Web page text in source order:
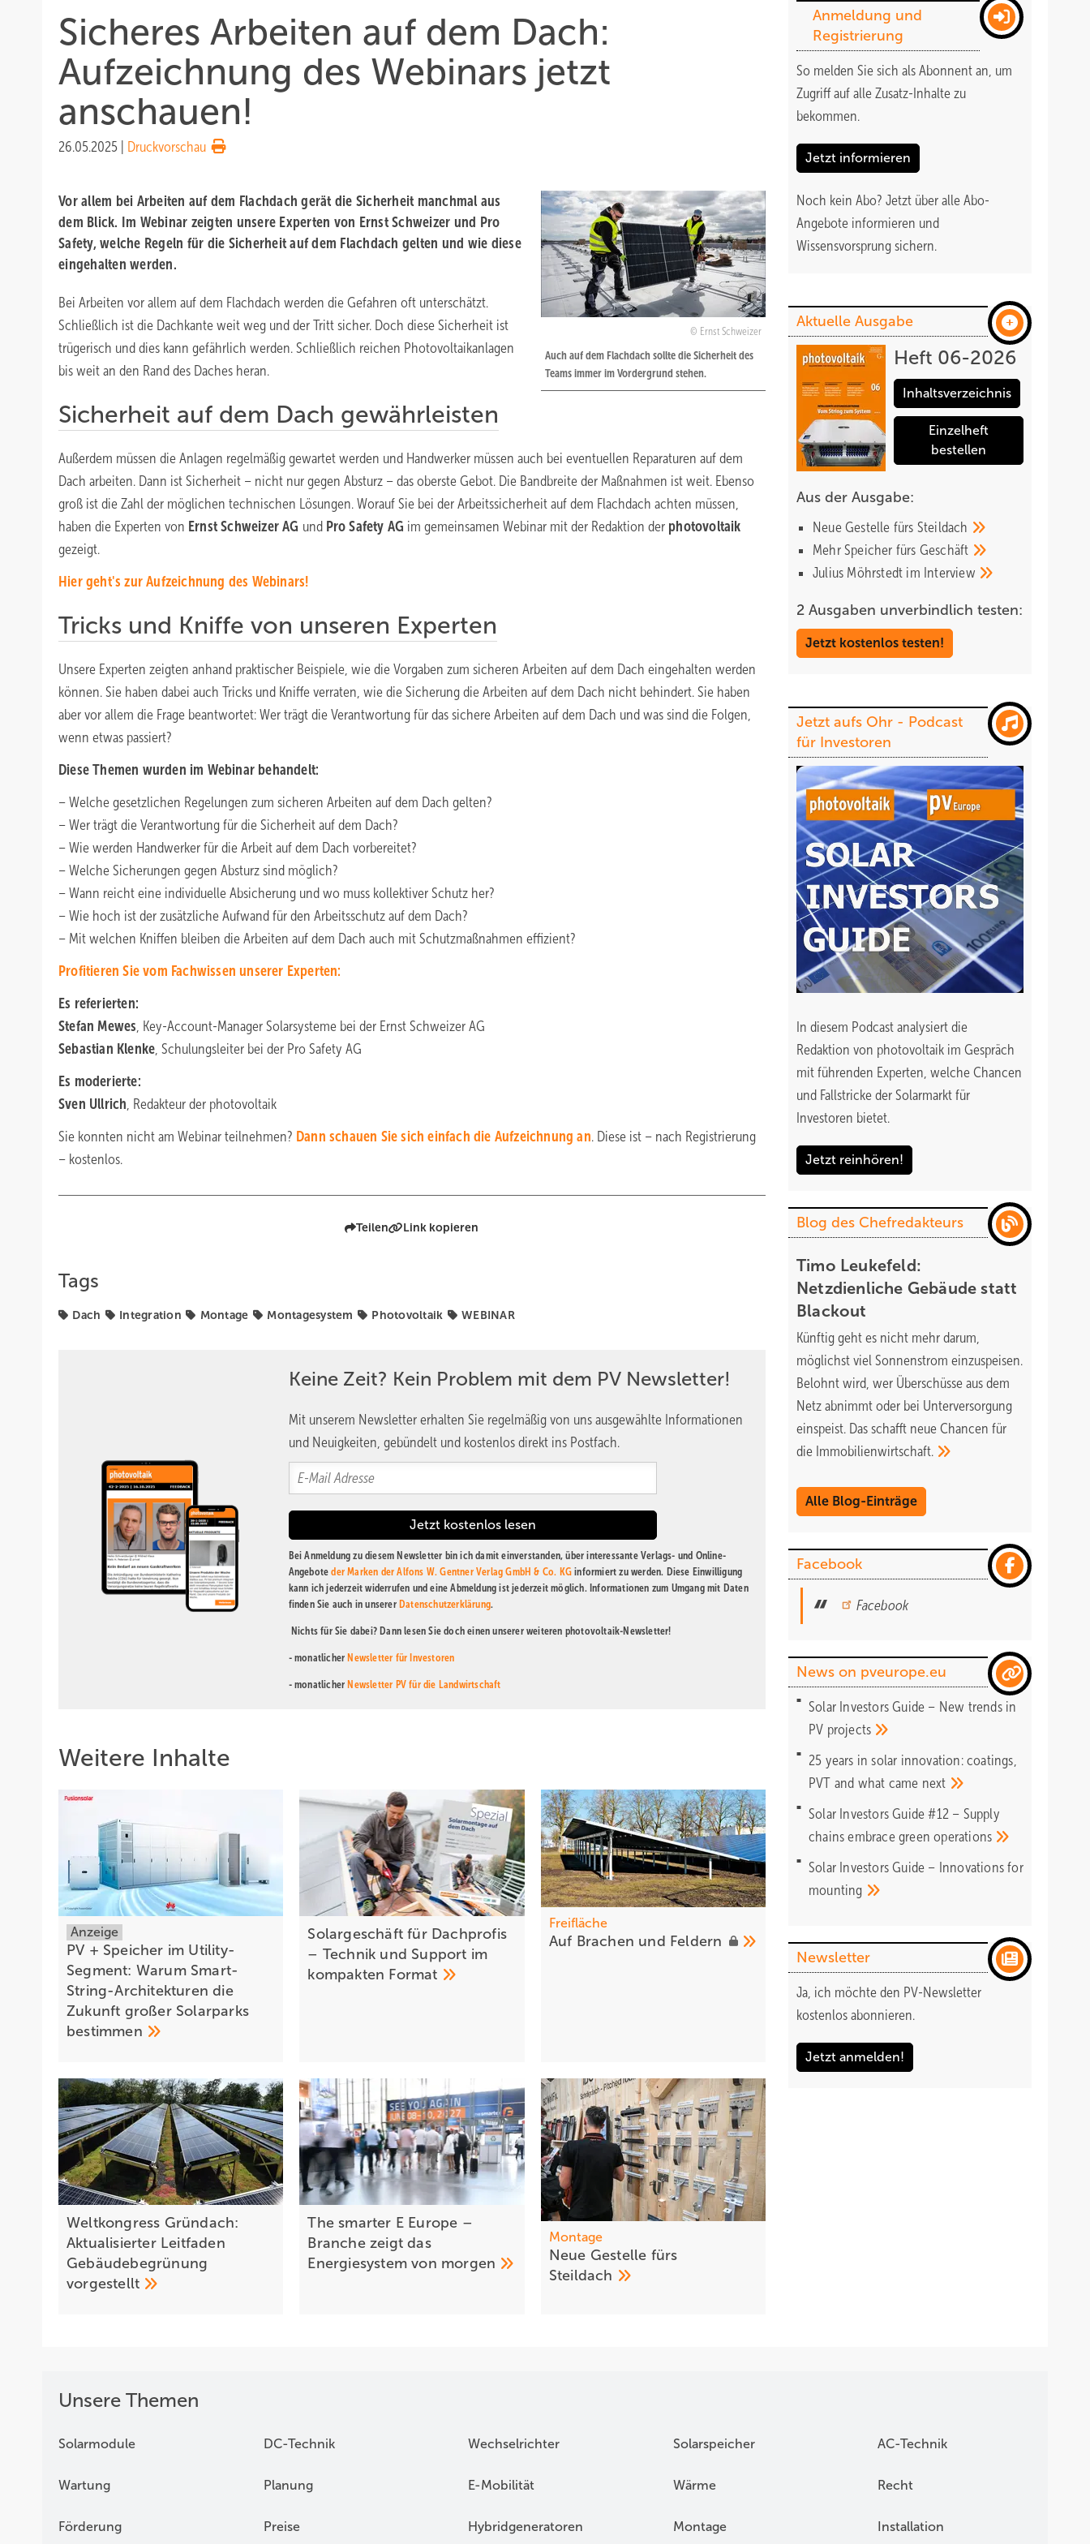
Sicheres Arbeiten auf dem Dach:
Aufzeichnung des Webinars jetzt
anschauen!
26.05.2025 Druckvorschau
Ernst Schweizer
Auch auf dem Flachdach sollte die Sicherheit des
Teams immer im Vordergrund stehen.
Vor allem bei Arbeiten auf dem Flachdach gerät die Sicherheit manchmal aus
dem Blick. Im Webinar zeigten unsere Experten von Ernst Schweizer und Pro
Safety, welche Regeln für die Sicherheit auf dem Flachdach gelten und wie diese
eingehalten werden.
Bei Arbeiten vor allem auf dem Flachdach werden die Gefahren oft unterschätzt.
Schließlich ist die Dachkante weit weg und der Tritt sicher. Doch diese Sicherheit ist
trügerisch und dies kann gefährlich werden. Schließlich reichen Photovoltaikanlagen
bis weit an den Rand des Daches heran.
Sicherheit auf dem Dach gewährleisten
Außerdem müssen die Anlagen regelmäßig gewartet werden und Handwerker müssen auch bei eventuellen Reparaturen auf dem
Dach arbeiten. Dann ist Sicherheit – nicht nur gegen Absturz – das oberste Gebot. Die Bandbreite der Maßnahmen ist weit. Ebenso
groß ist die Zahl der möglichen technischen Lösungen. Worauf Sie bei der Arbeitssicherheit auf dem Flachdach achten müssen,
haben die Experten von Ernst Schweizer AG und Pro Safety AG im gemeinsamen Webinar mit der Redaktion der photovoltaik
gezeigt.
Hier geht's zur Aufzeichnung des Webinars!
Tricks und Kniffe von unseren Experten
Unsere Experten zeigten anhand praktischer Beispiele, wie die Vorgaben zum sicheren Arbeiten auf dem Dach eingehalten werden
können. Sie haben dabei auch Tricks und Kniffe verraten, wie die Sicherung die Arbeiten auf dem Dach nicht behindert. Sie haben
aber vor allem die Frage beantwortet: Wer trägt die Verantwortung für das sichere Arbeiten auf dem Dach und was sind die Folgen,
wenn etwas passiert?
Diese Themen wurden im Webinar behandelt:
– Welche gesetzlichen Regelungen zum sicheren Arbeiten auf dem Dach gelten?
– Wer trägt die Verantwortung für die Sicherheit auf dem Dach?
– Wie werden Handwerker für die Arbeit auf dem Dach vorbereitet?
– Welche Sicherungen gegen Absturz sind möglich?
– Wann reicht eine individuelle Absicherung und wo muss kollektiver Schutz her?
– Wie hoch ist der zusätzliche Aufwand für den Arbeitsschutz auf dem Dach?
– Mit welchen Kniffen bleiben die Arbeiten auf dem Dach auch mit Schutzmaßnahmen effizient?
Profitieren Sie vom Fachwissen unserer Experten:
Es referierten:
Stefan Mewes, Key-Account-Manager Solarsysteme bei der Ernst Schweizer AG
Sebastian Klenke, Schulungsleiter bei der Pro Safety AG
Es moderierte:
Sven Ullrich, Redakteur der photovoltaik
Sie konnten nicht am Webinar teilnehmen? Dann schauen Sie sich einfach die Aufzeichnung an. Diese ist – nach Registrierung
– kostenlos.
Teilen Link kopieren
Tags
Dach Integration Montage Montagesystem Photovoltaik WEBINAR
Keine Zeit? Kein Problem mit dem PV Newsletter!
Mit unserem Newsletter erhalten Sie regelmäßig von uns ausgewählte Informationen
und Neuigkeiten, gebündelt und kostenlos direkt ins Postfach.
Bei Anmeldung zu diesem Newsletter bin ich damit einverstanden, über interessante Verlags- und Online-
Angeboteder Marken der Alfons W. Gentner Verlag GmbH & Co. KG informiert zu werden. Diese Einwilligung
kann ich jederzeit widerrufen und eine Abmeldung ist jederzeit möglich. Informationen zum Umgang mit Daten
finden Sie auch in unserer Datenschutzerklärung.
Nichts für Sie dabei? Dann lesen Sie doch einen unserer weiteren photovoltaik-Newsletter!
- monatlicher Newsletter für Investoren
- monatlicher Newsletter PV für die Landwirtschaft
Weitere Inhalte
Anzeige
PV + Speicher im Utility-
Segment: Warum Smart-
String-Architekturen die
Zukunft großer Solarparks
bestimmen
Solargeschäft für Dachprofis
– Technik und Support im
kompakten Format
Freifläche
Auf Brachen und Feldern
Weltkongress Gründach:
Aktualisierter Leitfaden
Gebäudebegrünung
vorgestellt
The smarter E Europe –
Branche zeigt das
Energiesystem von morgen
Montage
Neue Gestelle fürs
Steildach
Anmeldung und
Registrierung
So melden Sie sich als Abonnent an, um
Zugriff auf alle Zusatz-Inhalte zu
bekommen.
Jetzt informieren
Noch kein Abo? Jetzt über alle Abo-
Angebote informieren und
Wissensvorsprung sichern.
Aktuelle Ausgabe
Heft 06-2026
Inhaltsverzeichnis
Einzelheft
bestellen
Aus der Ausgabe:
Neue Gestelle fürs Steildach
Mehr Speicher fürs Geschäft
Julius Möhrstedt im Interview
2 Ausgaben unverbindlich testen:
Jetzt kostenlos testen!
Jetzt aufs Ohr - Podcast
für Investoren
In diesem Podcast analysiert die
Redaktion von photovoltaik im Gespräch
mit führenden Experten, welche Chancen
und Fallstricke der Solarmarkt für
Investoren bietet.
Jetzt reinhören!
Blog des Chefredakteurs
Timo Leukefeld:
Netzdienliche Gebäude statt
Blackout
Künftig geht es nicht mehr darum,
möglichst viel Sonnenstrom einzuspeisen.
Belohnt wird, wer Überschüsse aus dem
Netz abnimmt oder bei Unterversorgung
einspeist. Das schafft neue Chancen für
die Immobilienwirtschaft.
Alle Blog-Einträge
Facebook
Facebook
News on pveurope.eu
Solar Investors Guide – New trends in
PV projects
25 years in solar innovation: coatings,
PVT and what came next
Solar Investors Guide #12 – Supply
chains embrace greenoperations
Solar Investors Guide – Innovations for
mounting
Newsletter
Ja, ich möchte den PV-Newsletter
kostenlos abonnieren.
Jetzt anmelden!
Unsere Themen
Solarmodule DC-Technik Wechselrichter Solarspeicher AC-Technik
Wartung Planung E-Mobilität Wärme Recht
Förderung Preise Hybridgeneratoren Montage Installation